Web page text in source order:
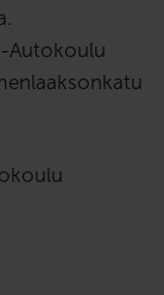
Autokoulu